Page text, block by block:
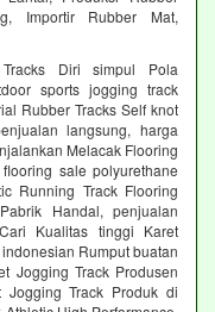
Importir Rubber Mat,
Diri simpul Pola
sports jogging track
Rubber Tracks Self knot
langsung, harga
Melacak Flooring
sale polyurethane
Running Track Flooring
Handal, penjualan
Kualitas tinggi Karet
Rumput buatan
Jogging Track Produsen
Jogging Track Produk di